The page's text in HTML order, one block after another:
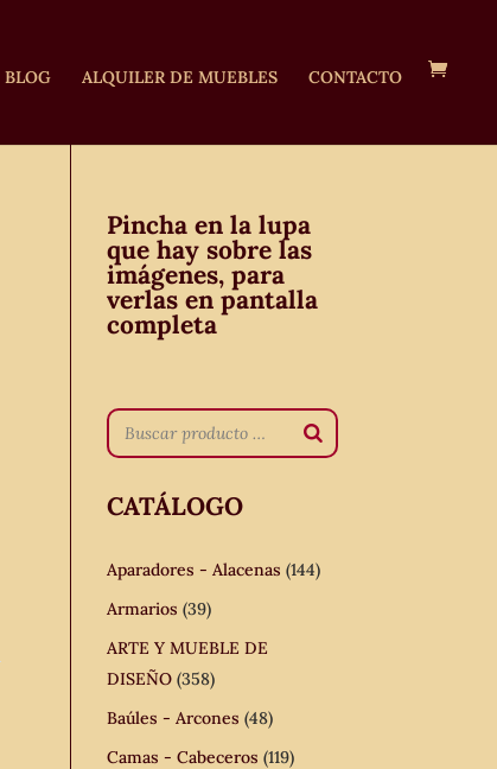
BLOG ALQUILER DE MUEBLES CONTACTO
Pincha en la lupa
que hay sobre las
imágenes, para
verlas en pantalla
completa
CATÁLOGO
Aparadores - Alacenas (144)
Armarios (39)
ARTE Y MUEBLE DE
DISEÑO (358)
Baúles - Arcones (48)
Camas - Cabeceros (119)